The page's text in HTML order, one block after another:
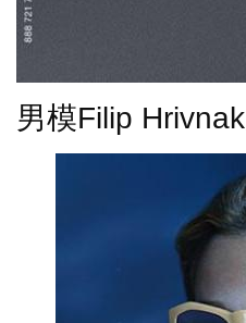
男模Filip Hrivnak